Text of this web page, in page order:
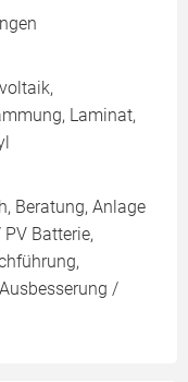
Laminat,
Beratung, Anlage
Batterie,
/